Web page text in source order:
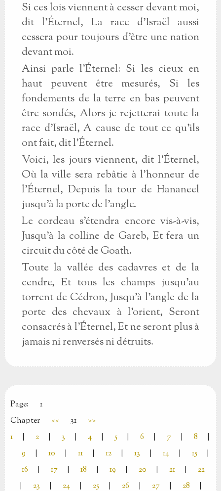
Si ces lois viennent à cesser devant moi,
dit l'Éternel, La race d'Israël aussi
cessera pour toujours d'être une nation
devant moi.
Ainsi parle l'Éternel: Si les cieux en
haut peuvent être mesurés, Si les
fondements de la terre en bas peuvent
être sondés, Alors je rejetterai toute la
race d'Israël, A cause de tout ce qu'ils
ont fait, dit l'Éternel.
Voici, les jours viennent, dit l'Éternel,
Où la ville sera rebâtie à l'honneur de
l'Éternel, Depuis la tour de Hananeel
jusqu'à la porte de l'angle.
Le cordeau s'étendra encore vis-à-vis,
Jusqu'à la colline de Gareb, Et fera un
circuit du côté de Goath.
Toute la vallée des cadavres et de la
cendre, Et tous les champs jusqu'au
torrent de Cédron, Jusqu'à l'angle de la
porte des chevaux à l'orient, Seront
consacrés à l'Éternel, Et ne seront plus à
jamais ni renversés ni détruits.
Page:
1
Chapter
<< 31
>>
1
2 3 4 5 6 7 8
9
10 11 12 13 14 15
16
17 18 19 20 21
22
23 24 25 26 27 28